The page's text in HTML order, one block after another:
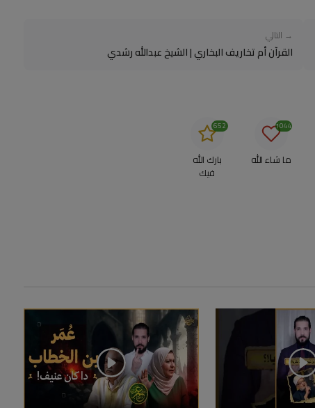
→ التالي
القرآن أم تخاريف البخاري | الشيخ عبدالله رشدي
ما شاء الله
1044
بارك الله
فيك
652